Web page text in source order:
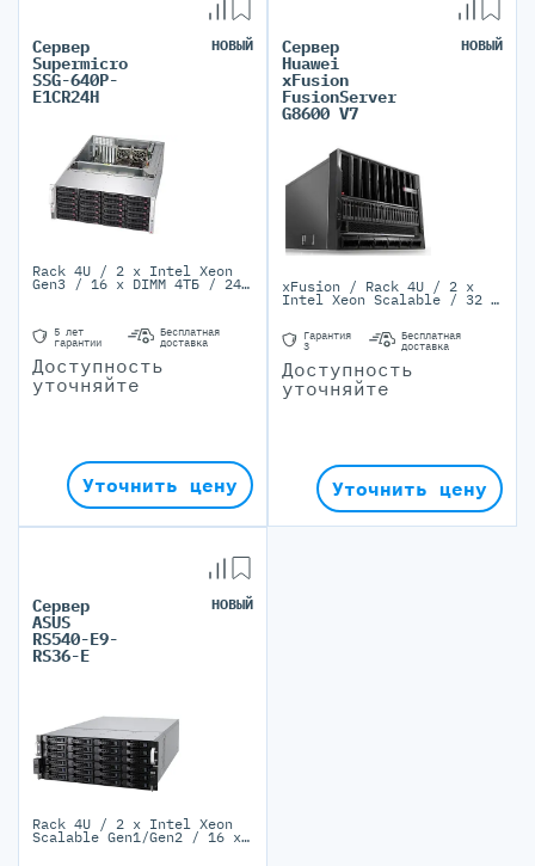
Сервер
Supermicro
SSG-640P-
E1CR24H
НОВЫЙ
Rack 4U / 2 x Intel Xeon
Gen3 / 16 x DIMM 4ТБ / 24
5 лет
гарантии
Бесплатная
доставка
Доступность
уточняйте
Уточнить цену
Сервер
Huawei
xFusion
FusionServer
G8600 V7
НОВЫЙ
xFusion / Rack 4U / 2 x
Intel Xeon Scalable / 32 x
Гарантия
3
Бесплатная
доставка
Доступность
уточняйте
Уточнить цену
Сервер
ASUS
RS540-E9-
RS36-E
НОВЫЙ
Rack 4U / 2 x Intel Xeon
Scalable Gen1/Gen2 / 16 x